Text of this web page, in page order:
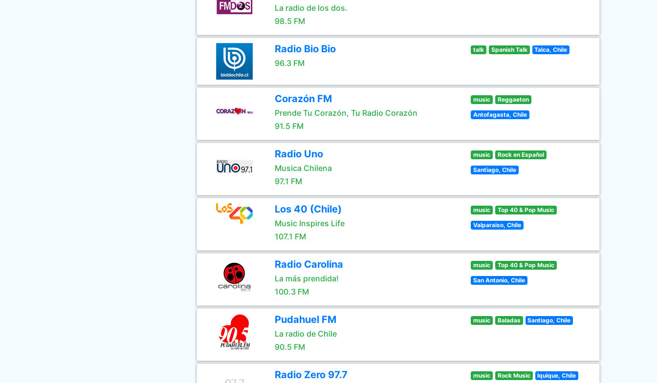
La radio de los dos.
98.5 FM
Radio Bio Bio
96.3 FM
talk Spanish Talk Talca, Chile
Corazón FM
Prende Tu Corazón, Tu Radio Corazón
91.5 FM
music Reggaeton
Antofagasta, Chile
Radio Uno
Musica Chilena
97.1 FM
music Rock en Español
Santiago, Chile
Los 40 (Chile)
Music Inspires Life
107.1 FM
music Top 40 & Pop Music
Valparaiso, Chile
Radio Carolina
La más prendida!
100.3 FM
music Top 40 & Pop Music
San Antonio, Chile
Pudahuel FM
La radio de Chile
90.5 FM
music Baladas Santiago, Chile
Radio Zero 97.7 music Rock Music Iquique, Chile